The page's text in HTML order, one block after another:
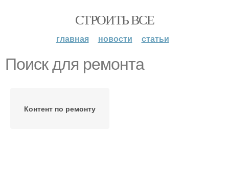
СТРОИТЬ ВСЕ
главная новости статьи
Поиск для ремонта
Контент по ремонту